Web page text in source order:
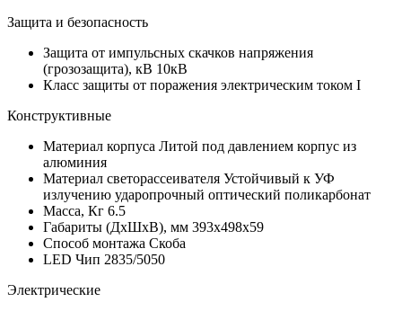
Защита и безопасность
Защита от импульсных скачков напряжения
(грозозащита), кВ 10кВ
Класс защиты от поражения электрическим током I
Конструктивные
Материал корпуса Литой под давлением корпус из
алюминия
Материал светорассеивателя Устойчивый к УФ
излучению ударопрочный оптический поликарбонат
Масса, Кг 6.5
Габариты (ДхШхВ), мм 393x498х59
Способ монтажа Скоба
LED Чип 2835/5050
Электрические